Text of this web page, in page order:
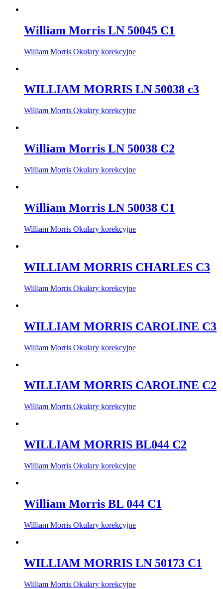
William Morris LN 50045 C1
William Morris Okulary korekcyjne
WILLIAM MORRIS LN 50038 c3
William Morris Okulary korekcyjne
William Morris LN 50038 C2
William Morris Okulary korekcyjne
William Morris LN 50038 C1
William Morris Okulary korekcyjne
WILLIAM MORRIS CHARLES C3
William Morris Okulary korekcyjne
WILLIAM MORRIS CAROLINE C3
William Morris Okulary korekcyjne
WILLIAM MORRIS CAROLINE C2
William Morris Okulary korekcyjne
WILLIAM MORRIS BL044 C2
William Morris Okulary korekcyjne
William Morris BL 044 C1
William Morris Okulary korekcyjne
WILLIAM MORRIS LN 50173 C1
William Morris Okulary korekcyjne